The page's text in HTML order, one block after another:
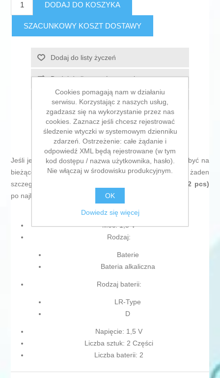
DODAJ DO KOSZYKA
SZACUNKOWY KOSZT DOSTAWY
Dodaj do listy życzeń
Dodaj do listy porównywania
E-mail znajomego
Jeśli jesteś miłośnikiem informatyki i elektroniki, lubisz być na
bieżąco z nowościami technologicznymi i nie umyka Ci żaden
szczegół, kup
Bateria alkaliczna Kodak LR20 1,5 V (2 pcs)
po najlepszej cenie.
Moc: 1,5 V
Rodzaj:
Baterie
Bateria alkaliczna
Rodzaj baterii:
LR-Type
D
Napięcie: 1,5 V
Liczba sztuk: 2 Części
Liczba baterii: 2
Cookies pomagają nam w działaniu
serwisu. Korzystając z naszych usług,
zgadzasz się na wykorzystanie przez nas
cookies. Zaznacz jeśli chcesz rejestrować
śledzenie wtyczki w systemowym dzienniku
zdarzeń. Ostrzeżenie: całe żądanie i
odpowiedź XML będą rejestrowane (w tym
kod dostępu / nazwa użytkownika, hasło).
Nie włączaj w środowisku produkcyjnym.
OK
Dowiedz się więcej